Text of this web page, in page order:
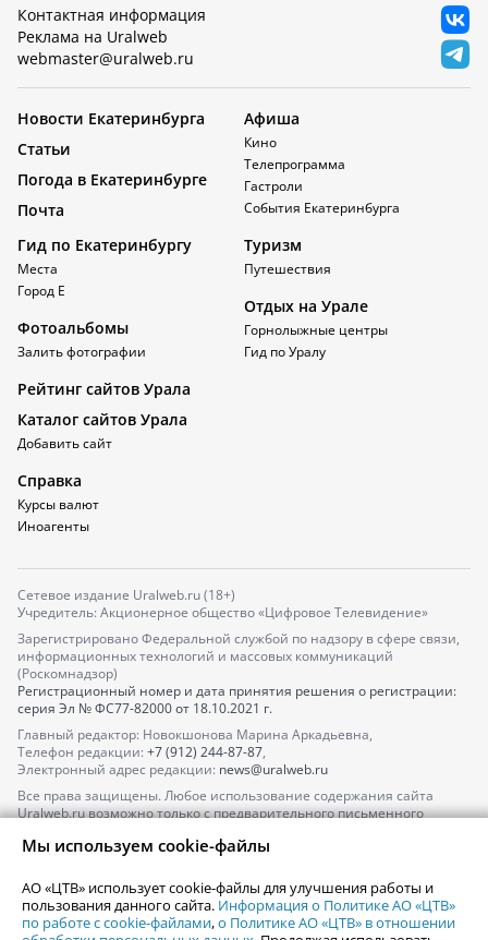
Контактная информация
Реклама на Uralweb
webmaster@uralweb.ru
Новости Екатеринбурга
Статьи
Погода в Екатеринбурге
Почта
Афиша
Кино
Телепрограмма
Гастроли
События Екатеринбурга
Гид по Екатеринбургу
Места
Город Е
Фотоальбомы
Залить фотографии
Туризм
Путешествия
Отдых на Урале
Горнолыжные центры
Гид по Уралу
Рейтинг сайтов Урала
Каталог сайтов Урала
Добавить сайт
Справка
Курсы валют
Иноагенты
Сетевое издание Uralweb.ru (18+)
Учредитель: Акционерное общество «Цифровое Телевидение»
Зарегистрировано Федеральной службой по надзору в сфере связи,
информационных технологий и массовых коммуникаций
(Роскомнадзор)
Регистрационный номер и дата принятия решения о регистрации:
серия Эл № ФС77-82000от 18.10.2021 г.
Главный редактор: Новокшонова Марина Аркадьевна,
Телефон редакции: +7 (912) 244-87-87,
Электронный адрес редакции: news@uralweb.ru
Все права защищены. Любое использование содержания сайта
Uralweb.ru возможно только с предварительного письменного
По вопросам размещения рекламы обращайтесь по тел.
По вопросам размещения информации в разделе «Афиша»
afisha@uralweb.ru
Мы используем cookie-файлы
АО «ЦТВ» использует cookie-файлы для улучшения работы и
пользования данного сайта. Информация о Политике АО «ЦТВ»
по работе с cookie-файлами,о Политике АО «ЦТВ» в отношении